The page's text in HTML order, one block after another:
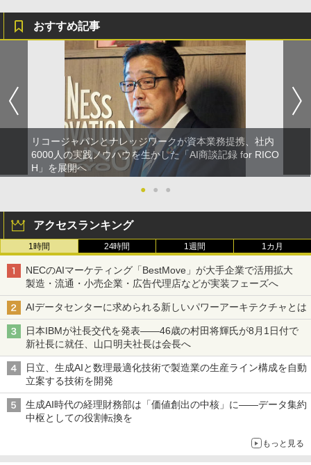
おすすめ記事
リコージャパンとナレッジワークが資本業務提携、社内
6000人の実践ノウハウを生かした「AI商談記録 for RICO
H」を展開へ
●
● ●
アクセスランキング
1時間 24時間 1週間 1カ月
NECのAIマーケティング「BestMove」が大手企業で活用拡大
製造・流通・小売企業・広告代理店などが実装フェーズへ
AIデータセンターに求められる新しいパワーアーキテクチャとは
日本IBMが社長交代を発表――46歳の村田将輝氏が8月1日付で
新社長に就任、山口明夫社長は会長へ
日立、生成AIと数理最適化技術で製造業の生産ライン構成を自動
立案する技術を開発
生成AI時代の経理財務部は「価値創出の中核」に――データ集約
中枢としての役割転換を
もっと見る